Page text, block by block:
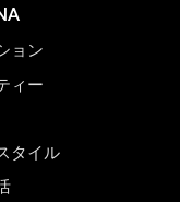
ョン
ィー
タイル